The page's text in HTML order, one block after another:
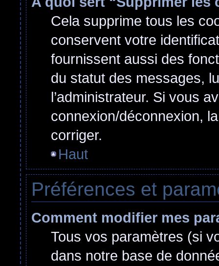
Cela supprime tous les
conservent votre
fournissent aussi des
du statut des messages,
l’administrateur. Si vous
connexion/déconnexion,
corriger.
Haut
Préférences et
Comment modifier mes
Tous vos paramètres (si
dans notre base de